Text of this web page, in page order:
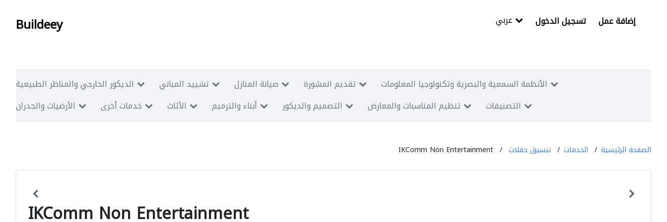
Buildeey تسجيل الدخول إضافة عمل
الديكور الخارجي والمناظر الطبيعية تشييد المباني صيانة المنازل تقديم المشورة
الأنظمة السمعية والبصرية وتكنولوجيا المعلومات
الأرضيات والجدران
خدمات أخرى الأثاث أبناء والترميم التصميم والديكور تنظيم المناسبات والمعارض التصنيفات
الصفحة الرئيسية الخدمات تنسيق حفلات IKComm Non Entertainment
IKComm Non Entertainment